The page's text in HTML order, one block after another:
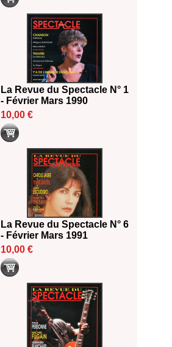
La Revue du Spectacle N° 1
- Février Mars 1990
10,00 €
La Revue du Spectacle N° 6
- Février Mars 1991
10,00 €